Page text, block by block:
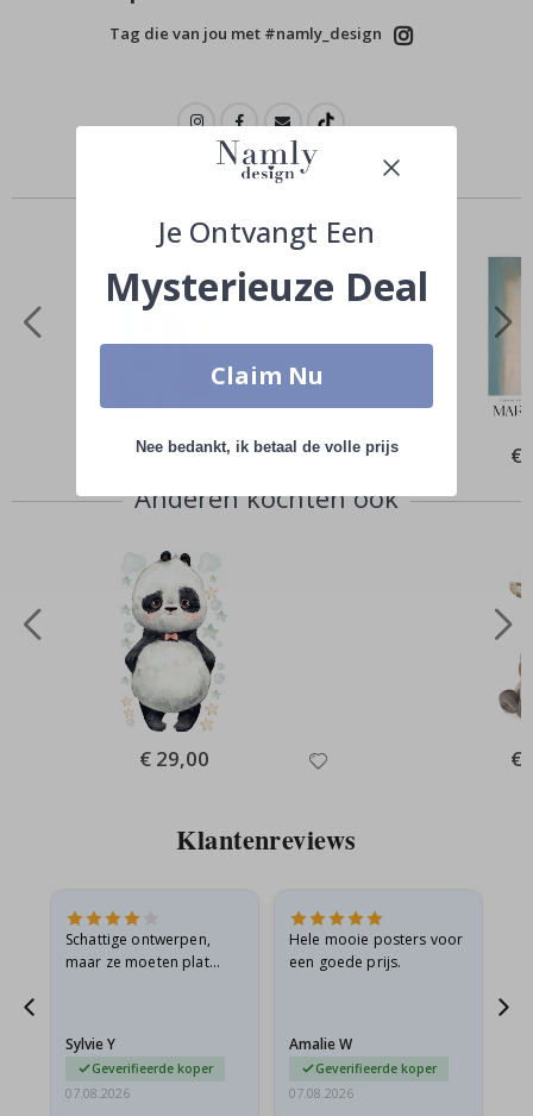
Tag die van jou met #namly_design
Vergelijkbare producten
Special
€ 10,00 €
Anderen kochten ook
Special
Price
€ 29,00 €
Klantenreviews
Schattige ontwerpen,
maar ze moeten plat
beetje…
Sylvie Y
Geverifieerde koper
07.08.2026
Hele mooie posters voor
een goede prijs.
Amalie W
Geverifieerde koper
07.08.2026
Je Ontvangt Een
Mysterieuze Deal
Claim Nu
Nee bedankt, ik betaal de volle prijs